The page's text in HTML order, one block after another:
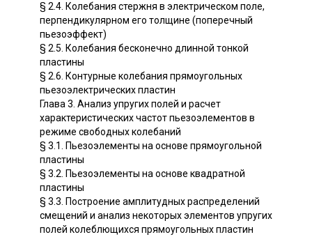
§ 2.4. Колебания стержня в электрическом поле,
перпендикулярном его толщине (поперечный
пьезоэффект)
§ 2.5. Колебания бесконечно длинной тонкой
пластины
§ 2.6. Контурные колебания прямоугольных
пьезоэлектрических пластин
Глава 3. Анализ упругих полей и расчет
характеристических частот пьезоэлементов в
режиме свободных колебаний
§ 3.1. Пьезоэлементы на основе прямоугольной
пластины
§ 3.2. Пьезоэлементы на основе квадратной
пластины
§ 3.3. Построение амплитудных распределений
смещений и анализ некоторых элементов упругих
полей колеблющихся прямоугольных пластин